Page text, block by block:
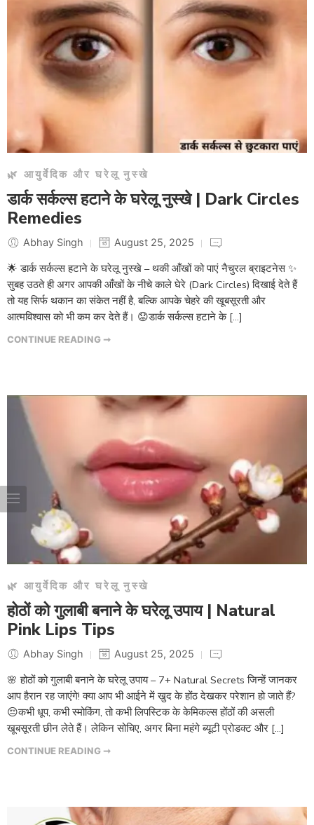
🌿 आयुर्वेदिक और घरेलू नुस्खे
डार्क सर्कल्स हटाने के घरेलू नुस्खे | Dark Circles
Remedies
Abhay Singh August 25, 2025
🌟 डार्क सर्कल्स हटाने के घरेलू नुस्खे – थकी आँखों को पाएं नैचुरल ब्राइटनेस ✨
सुबह उठते ही अगर आपकी आँखों के नीचे काले घेरे (Dark Circles) दिखाई देते हैं
तो यह सिर्फ थकान का संकेत नहीं है, बल्कि आपके चेहरे की खूबसूरती और
आत्मविश्वास को भी कम कर देते हैं। 😟डार्क सर्कल्स हटाने के […]
CONTINUE READING ➞
🌿 आयुर्वेदिक और घरेलू नुस्खे
होठों को गुलाबी बनाने के घरेलू उपाय | Natural
Pink Lips Tips
Abhay Singh August 25, 2025
🌸 होठों को गुलाबी बनाने के घरेलू उपाय – 7+ Natural Secrets जिन्हें जानकर
आप हैरान रह जाएंगे! क्या आप भी आईने में खुद के होंठ देखकर परेशान हो जाते हैं?
😔कभी धूप, कभी स्मोकिंग, तो कभी लिपस्टिक के केमिकल्स होंठों की असली
खूबसूरती छीन लेते हैं। लेकिन सोचिए, अगर बिना महंगे ब्यूटी प्रोडक्ट और […]
CONTINUE READING ➞